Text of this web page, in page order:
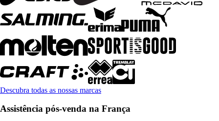
Descubra todas as nossas marcas
Assistência pós-venda na França